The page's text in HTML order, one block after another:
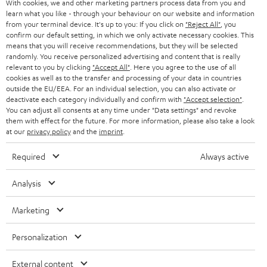
Netflix und Amazon Prime nutzen?
Dies ist tatsächlich leider noch nicht immer möglich. Aktuell werden Filme
bei den Streaming Dienst Anbietern noch in maximal Dolby Digital 5.1
übertragen. Die Datenmenge bei Dolby Atmos Signalen ist allerdings
wesentlich größer, weswegen eine Übertragung hiervon über das Internet
noch nicht realisierbar ist. Die beste Qualität für Bild und Ton wirst du
daher nur mitBlu-Rayserreichen. Zudem sollte derBlu-Ray Playerper
HDMI Kabel am AV-Receiver angeschlossen werden. Nur falls dein TV über
einen neuen HDMI eARC Anschluss verfügt und das Audiosignal auch
verarbeiten kann, solltest du den Blu-Ray-Player am TV anschließen und
den Ton über HDMI eARC an den AV-Receiver leiten. Aber auch wenn du
kein Atmos Signal erhältst kannst du dir über die Einstellungen am AV-
Receiver einen virtuellen 3D-Sound erzeugen lassen, bei welchem dann
auch die Lautsprecher an den "Atmos Ausgängen" befeuert werden.
n
g
STEREO
SMART HOME
BLUETOOTH-LAUTSPRECHER
KOPFHÖRER
BLUETOOTH-KOPFHÖRER
LAUTSPRECHER
ULTIMA-SERIE
IN-EAR-KOPFHÖRER
FANSHOP
PRESSE & MARKETING
GESCHÄFTSKUNDEN
PARTNERPROGRAMM
BLOG
NEWSLETTER
STORES
DEINE VORTEILE BEI TEUFEL
TEUFEL STORY
UNSER MANAGEMENT
DEUTSCHLAND
ÖSTERREICH
SCHWEIZ
NIEDERLANDE
BELGIEN
POLEN
SPANIEN
ITALIEN
Technische Änderungen, Tippfehler und Irrtum vorbehalten. Das auf unseren
Fotos abgebildete Zubehör ist nicht im Lieferumfang enthalten. Etwaige
With cookies, we and other marketing partners process data from you and
learn what you like - through your behaviour on our website and information
from your terminal device. It's up to you: If you click on "Reject All" , you
confirm our default setting, in which we only activate necessary cookies. This
means that you will receive recommendations, but they will be selected
randomly. You receive personalized advertising and content that is really
relevant to you by clicking "Accept All" . Here you agree to the use of all
cookies as well as to the transfer and processing of your data in countries
outside the EU/EEA. For an individual selection, you can also activate or
deactivate each category individually and confirm with "Accept selection"
You can adjust all consents at any time under "Data settings" and revoke
them with effect for the future. For more information, please also take a look
at our privacy policyand the imprint
Required Always active
Analysis
Marketing
Personalization
External content